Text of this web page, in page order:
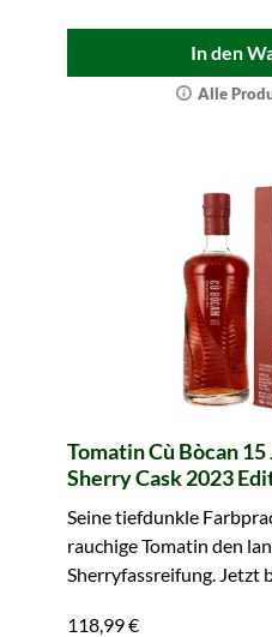
In den
Alle
Tomatin Cù Bòcan
Sherry Cask 2023
Seine tiefdunkle
rauchige Tomatin den
Sherryfassreifung. Jetzt
118,99 €